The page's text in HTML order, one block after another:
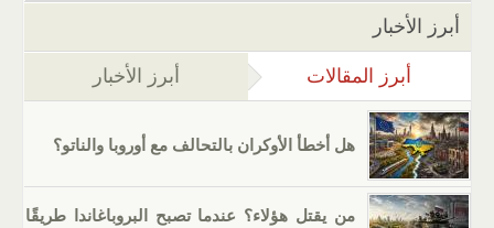
أبرز الأخبار
أبرز المقالات (علامة التبويب النشطة)
أبرز الأخبار
هل أخطأ الأوكران بالتحالف مع أوروبا والناتو؟
من يقتل هؤلاء؟ عندما تصبح البروباغاندا طريقًا